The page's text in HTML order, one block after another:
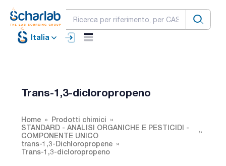
Italia
Trans-1,3-dicloropropeno
Home
Prodotti chimici
STANDARD - ANALISI ORGANICHE E PESTICIDI -
COMPONENTE UNICO
trans-1,3-Dichloropropene
Trans-1,3-dicloropropeno